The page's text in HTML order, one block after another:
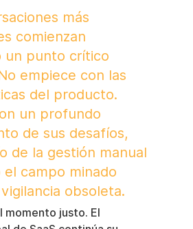
más
comienzan
un punto crítico
empiece con las
del producto.
un profundo
de sus desafíos,
de la gestión manual
el campo minado
obsoleta.
momento justo. El